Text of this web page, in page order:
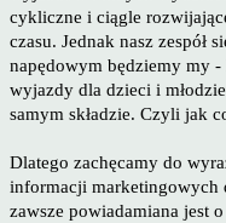
cykliczne i ciągle
czasu. Jednak nasz zespół
napędowym będziemy my -
wyjazdy dla dzieci i
samym składzie. Czyli jak
Dlatego zachęcamy do
informacji marketingowych
zawsze powiadamiana jest